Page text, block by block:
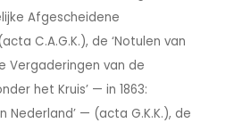
Afgescheidene
C.A.G.K.), de ‘Notulen van
Vergaderingen van de
het Kruis’ — in 1863:
Nederland’ — (acta G.K.K.), de